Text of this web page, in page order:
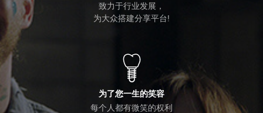
致力于行业发展，
为大众搭建分享平台!
为了您一生的笑容
每个人都有微笑的权利